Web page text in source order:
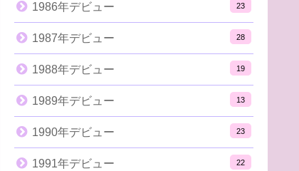
1986年デビュー 23
1987年デビュー 28
1988年デビュー 19
1989年デビュー 13
1990年デビュー 23
1991年デビュー 22